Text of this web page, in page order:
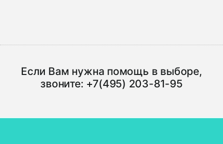
Если Вам нужна помощь в выборе,
звоните: +7(495) 203-81-95